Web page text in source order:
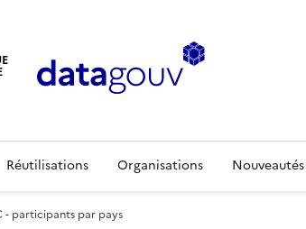
Réutilisations Organisations Nouveautés
- participants par pays